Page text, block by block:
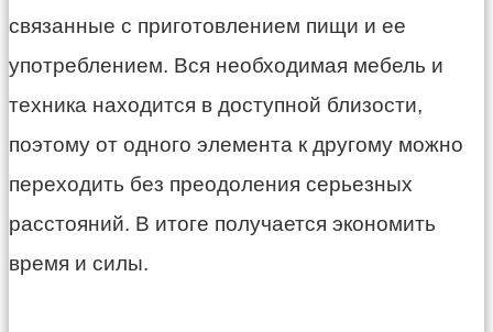
связанные с приготовлением пищи и ее
употреблением. Вся необходимая мебель и
техника находится в доступной близости,
поэтому от одного элемента к другому можно
переходить без преодоления серьезных
расстояний. В итоге получается экономить
время и силы.